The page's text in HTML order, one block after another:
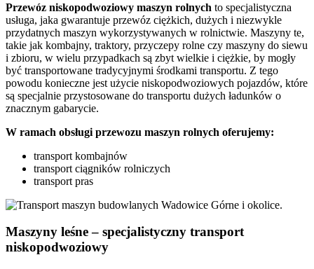
Przewóz niskopodwoziowy maszyn rolnych to specjalistyczna
usługa, jaka gwarantuje przewóz ciężkich, dużych i niezwykle
przydatnych maszyn wykorzystywanych w rolnictwie. Maszyny te,
takie jak kombajny, traktory, przyczepy rolne czy maszyny do siewu
i zbioru, w wielu przypadkach są zbyt wielkie i ciężkie, by mogły
być transportowane tradycyjnymi środkami transportu. Z tego
powodu konieczne jest użycie niskopodwoziowych pojazdów, które
są specjalnie przystosowane do transportu dużych ładunków o
znacznym gabarycie.
W ramach obsługi przewozu maszyn rolnych oferujemy:
transport kombajnów
transport ciągników rolniczych
transport pras
Maszyny leśne – specjalistyczny transport
niskopodwoziowy